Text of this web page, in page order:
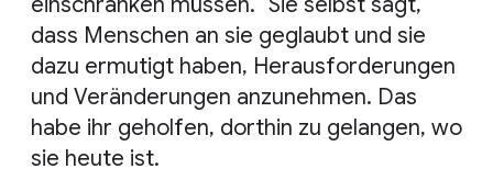
dass Menschen an sie geglaubt und sie
dazu ermutigt haben, Herausforderungen
und Veränderungen anzunehmen. Das
habe ihr geholfen, dorthin zu gelangen, wo
sie heute ist.